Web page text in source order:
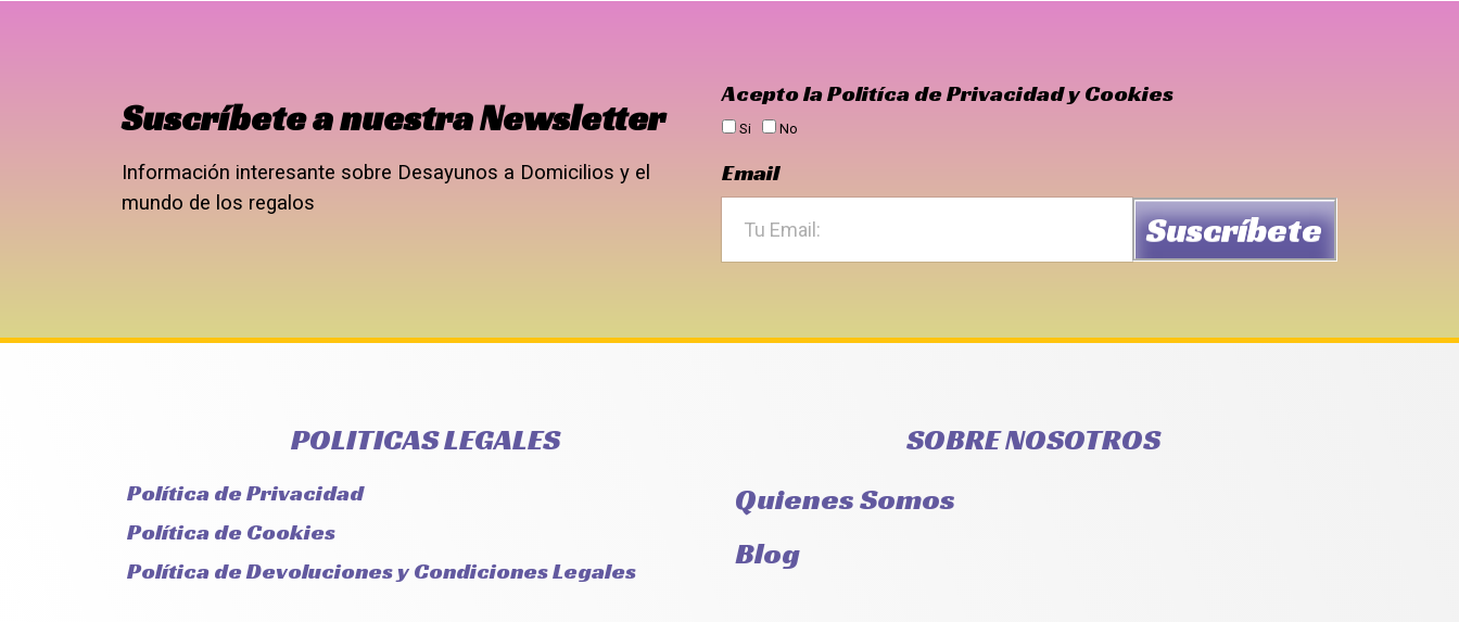
Suscríbete a nuestra Newsletter
Información interesante sobre Desayunos a Domicilios y el
mundo de los regalos
Acepto la Politíca de Privacidad y Cookies
Si No
Email
Suscríbete
POLITICAS LEGALES
Política de Privacidad
Política de Cookies
Política de Devoluciones y Condiciones Legales
SOBRE NOSOTROS
Quienes Somos
Blog